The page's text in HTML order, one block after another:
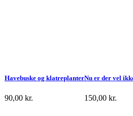
Nu er der vel
150,00 kr.
Havebuske og klatreplanter
90,00 kr.